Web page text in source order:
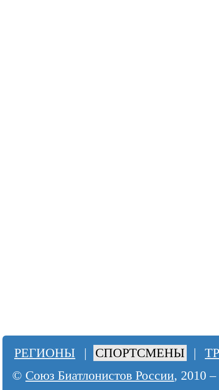
РЕГИОНЫ | СПОРТСМЕНЫ |
© Союз Биатлонистов России, 2010